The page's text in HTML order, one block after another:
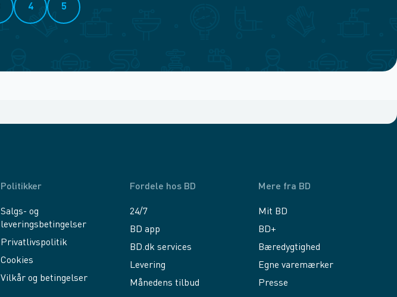
4 5
Politikker
Salgs- og
leveringsbetingelser
Privatlivspolitik
Cookies
Vilkår og betingelser
Fordele hos BD
24/7
BD app
BD.dk services
Levering
Månedens tilbud
Mere fra BD
Mit BD
BD+
Bæredygtighed
Egne varemærker
Presse